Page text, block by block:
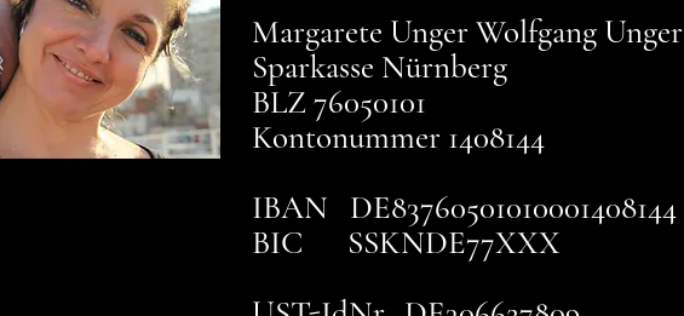
Margarete Unger Wolfgang Unger
Sparkasse Nürnberg
BLZ 76050101
Kontonummer 1408144
IBAN DE83760501010001408144
BIC SSKNDE77XXX